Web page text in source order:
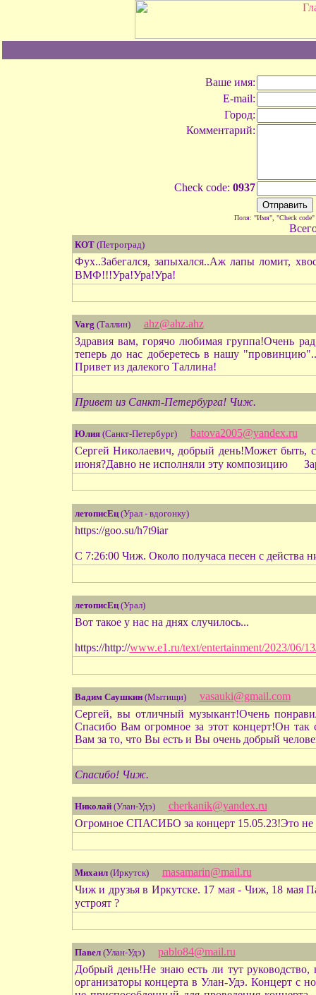
Ваше имя:
E-mail:
Город:
Комментарий:
Check code: 0937
Поля: "Имя", "Check code"
КОТ(Петроград)
Фух..Забегался, запыхался..Аж лапы ломит,
ВМФ!!!Ура!Ура!Ура!
Varg (Таллин)
ahz@ahz.ahz
Здравия вам, горячо любимая группа!Очень
теперь до нас доберетесь в нашу
Привет из далекого Таллина!
Привет из Санкт-Петербурга! Чиж.
Юлия(Санкт-Петербург)
batova2005@yandex.ru
Сергей Николаевич, добрый день!Может быть,
июня?Давно не исполняли эту композицию
летописЕц(Урал - вдогонку)
https://goo.su/h7t9iar
С 7:26:00 Чиж. Около получаса песен с действа
летописЕц(Урал)
Вот такое у нас на днях случилось...
https://http://www.e1.ru/text/entertainment/2023/06/
Вадим Саушкин(Мытищи)
vasauki@gmail.com
Сергей, вы отличный музыкант!Очень
Спасибо Вам огромное за этот концерт!Он так
Вам за то, что Вы есть и Вы очень добрый
Спасибо! Чиж.
Николай(Улан-Удэ)
cherkanik@yandex.ru
Огромное СПАСИБО за концерт 15.05.23!Это не
Михаил(Иркутск)
masamarin@mail.ru
Чиж и друзья в Иркутске. 17 мая - Чиж, 18 мая
устроят ?
Павел(Улан-Удэ)
pablo84@mail.ru
Добрый день!Не знаю есть ли тут
организаторы концерта в Улан-Удэ. Концерт с